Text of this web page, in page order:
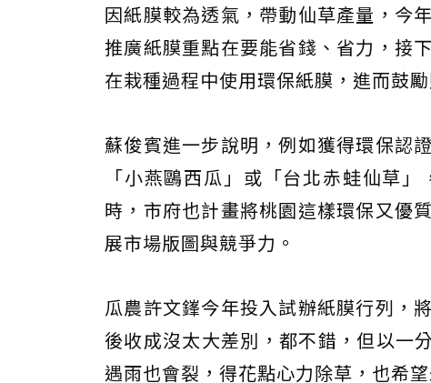
因紙膜較為透氣，帶動仙草產量，今
推廣紙膜重點在要能省錢、省力，接
在栽種過程中使用環保紙膜，進而鼓
蘇俊賓進一步說明，例如獲得環保認
「小燕鷗西瓜」或「台北赤蛙仙草
時，市府也計畫將桃園這樣環保又優
展市場版圖與競爭力。
瓜農許文鎽今年投入試辦紙膜行列，
後收成沒太大差別，都不錯，但以一
遇雨也會裂，得花點心力除草，也希